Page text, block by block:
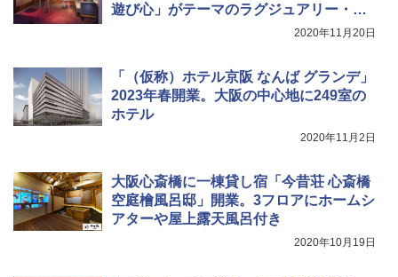
遊び心」がテーマのラグジュアリー・ラ
2020年11月20日
「（仮称）ホテル京阪 なんば グランデ」
2023年春開業。大阪の中心地に249室の
ホテル
2020年11月2日
大阪心斎橋に一棟貸し宿「今昔荘 心斎橋
空庭檜風呂邸」開業。3フロアにホームシ
アターや屋上露天風呂付き
2020年10月19日